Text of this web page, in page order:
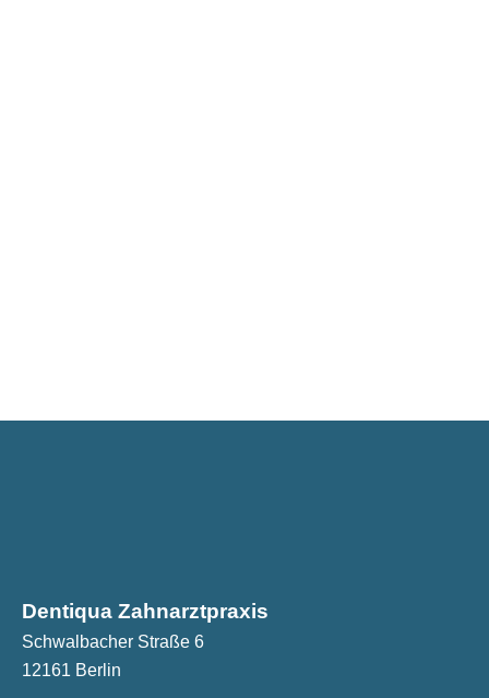
Dentiqua Zahnarztpraxis
Schwalbacher Straße 6
12161 Berlin